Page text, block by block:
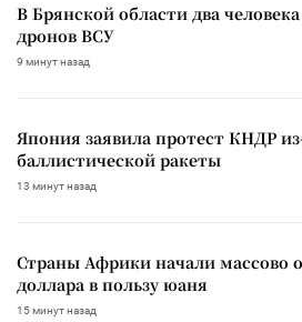
В Брянской области два
дронов ВСУ
9 минут назад
Япония заявила протест КНДР
баллистической ракеты
13 минут назад
Страны Африки начали массово
доллара в пользу юаня
15 минут назад